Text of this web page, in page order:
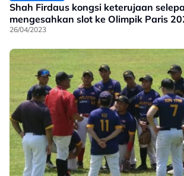
Shah Firdaus kongsi keterujaan
mengesahkan slot ke Olimpik Paris
26/04/2023